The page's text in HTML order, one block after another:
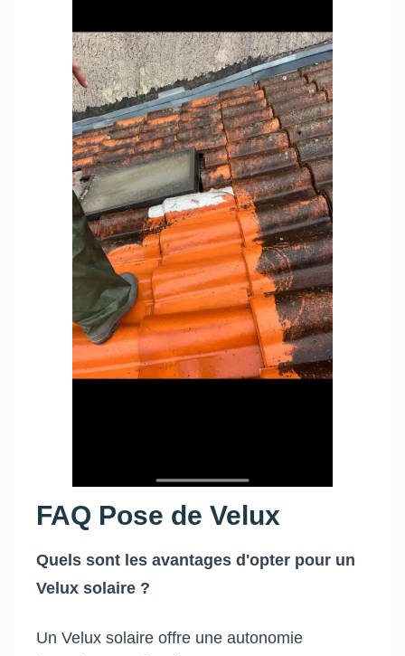
FAQ Pose de Velux
Quels sont les avantages d'opter pour un
Velux solaire ?
Un Velux solaire offre une autonomie